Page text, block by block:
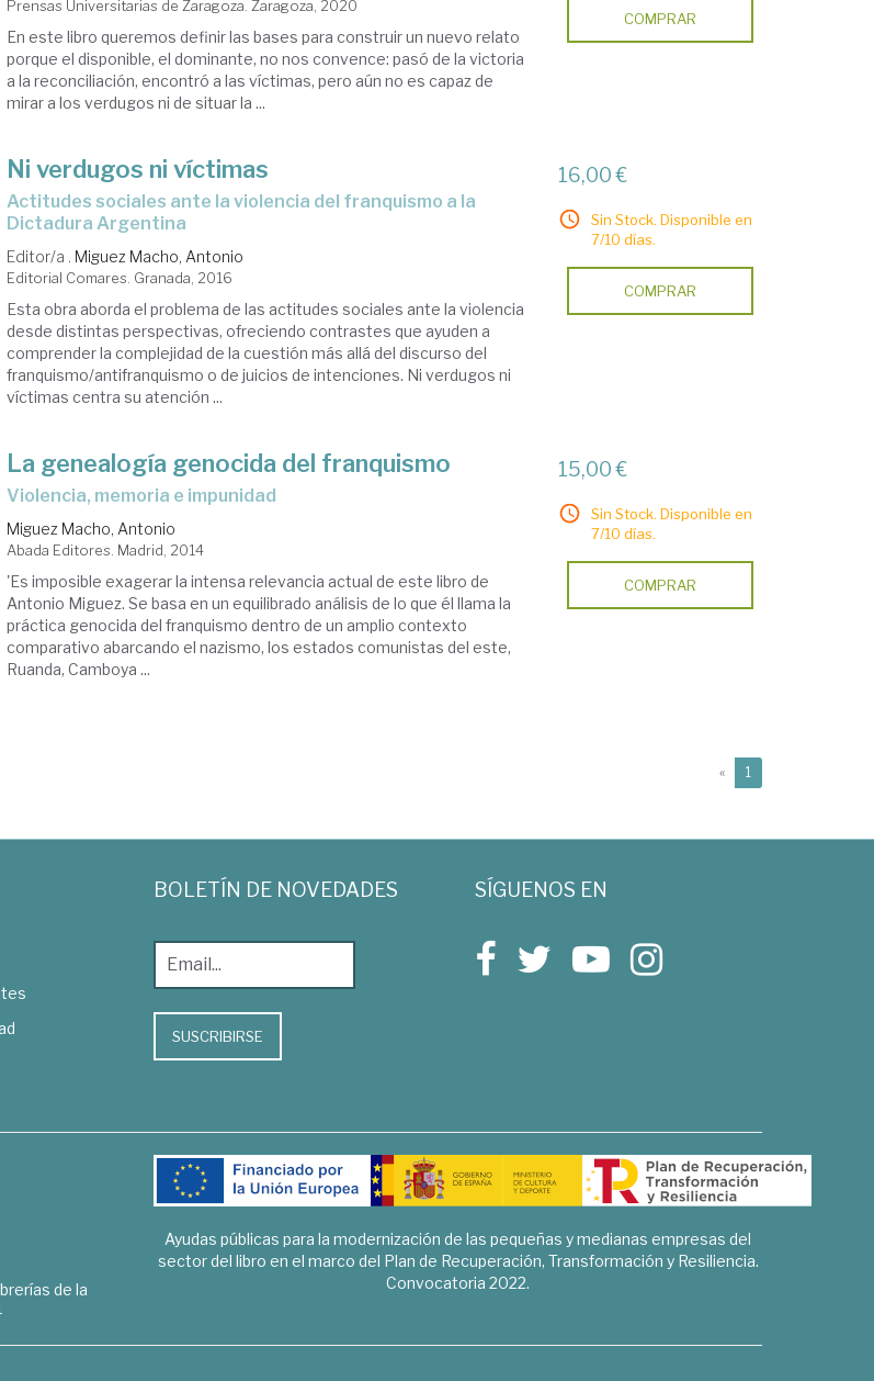
Prensas Universitarias de Zaragoza. Zaragoza, 2020
En este libro queremos definir las bases para construir un nuevo relato
porque el disponible, el dominante, no nos convence: pasó de la victoria
a la reconciliación, encontró a las víctimas, pero aún no es capaz de
mirar a los verdugos ni de situar la ...
COMPRAR
Ni verdugos ni víctimas
actitudes sociales ante la violencia del franquismo a la
Dictadura Argentina
Editor/a . Miguez Macho, Antonio
Editorial Comares. Granada, 2016
Esta obra aborda el problema de las actitudes sociales ante la violencia
desde distintas perspectivas, ofreciendo contrastes que ayuden a
comprender la complejidad de la cuestión más allá del discurso del
franquismo/antifranquismo o de juicios de intenciones. Ni verdugos ni
víctimas centra su atención ...
16,00 €
Sin Stock. Disponible en
7/10 días.
COMPRAR
La genealogía genocida del franquismo
violencia, memoria e impunidad
Miguez Macho, Antonio
Abada Editores. Madrid, 2014
'Es imposible exagerar la intensa relevancia actual de este libro de
Antonio Miguez. Se basa en un equilibrado análisis de lo que él llama la
práctica genocida del franquismo dentro de un amplio contexto
comparativo abarcando el nazismo, los estados comunistas del este,
Ruanda, Camboya ...
15,00 €
Sin Stock. Disponible en
7/10 días.
COMPRAR
« 1
BOLETÍN DE NOVEDADES
SUSCRIBIRSE
SÍGUENOS EN
de la
Ayudas públicas para la modernización de las pequeñas y medianas empresas del
sector del libro en el marco del Plan de Recuperación, Transformación y Resiliencia.
Convocatoria 2022.